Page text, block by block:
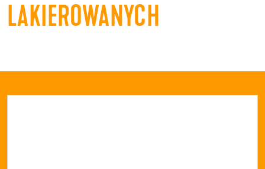
LAKIEROWANYCH